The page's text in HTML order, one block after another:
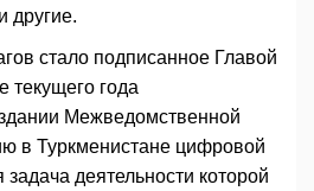
другие.
стало подписанное Главой
текущего года
Межведомственной
в Туркменистане цифровой
деятельности которой